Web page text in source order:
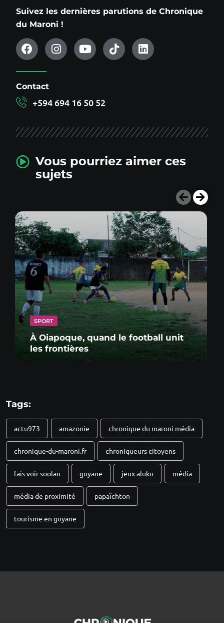
Suivez les dernières parutions de Chronique
du Maroni !
Contact
+594 694 16 50 52
Vous pourriez aimer ces
sujets
SPORT
À Oiapoque, quand le football unit
les frontières
Tags:
actu973 amazonie chronique du maroni média
chronique-du-maroni.fr chroniqueurs citoyens
fais voir soolan guyane jeux aluku média
média de proximité papaïchton
tourisme en guyane